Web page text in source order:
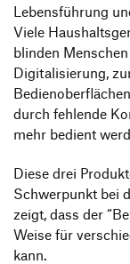
Lebensführung
Viele
blinden
Digitalisierung,
durch fehlende
mehr bedient
Diese drei
Schwerpunkt bei
zeigt, dass der
Weise für
kann.